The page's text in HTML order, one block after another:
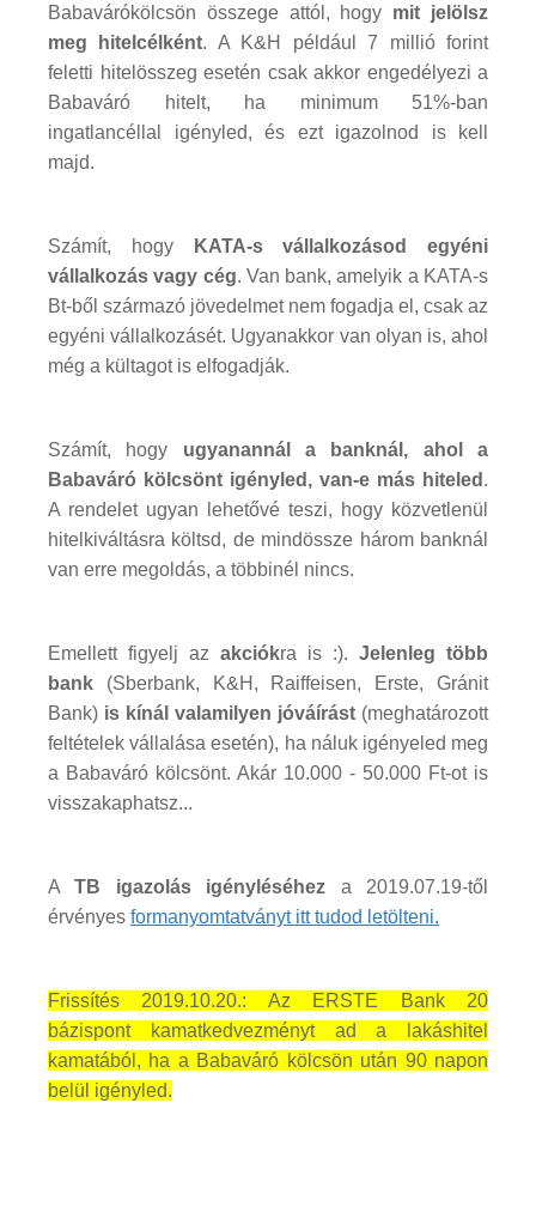
Babavárókölcsön összege attól, hogy mit jelölsz
meg hitelcélként. A K&H például 7 millió forint
feletti hitelösszeg esetén csak akkor engedélyezi a
Babaváró hitelt, ha minimum 51%-ban
ingatlancéllal igényled, és ezt igazolnod is kell
majd.
Számít, hogy
KATA-s vállalkozásod egyéni
vállalkozás vagy cég. Van bank, amelyik a KATA-s
Bt-ből származó jövedelmet nem fogadja el, csak az
egyéni vállalkozásét. Ugyanakkor van olyan is, ahol
még a kültagot is elfogadják.
Számít, hogy ugyanannál a banknál, ahol a
Babaváró kölcsönt igényled, van-e más hiteled .
A rendelet ugyan lehetővé teszi, hogy közvetlenül
hitelkiváltásra költsd, de mindössze három banknál
van erre megoldás, a többinél nincs.
Emellett figyelj az akciókra is :). Jelenleg több
bank (Sberbank, K&H, Raiffeisen, Erste, Gránit
Bank) is kínál valamilyen jóváírást (meghatározott
feltételek vállalása esetén), ha náluk igényeled meg
a Babaváró kölcsönt. Akár 10.000 - 50.000 Ft-ot is
visszakaphatsz...
ATB igazolás igényléséhez a 2019.07.19-től
érvényes formanyomtatványt itt tudod letölteni.
Frissítés 2019.10.20.: Az ERSTE Bank 20
bázispont kamatkedvezményt ad a lakáshitel
kamatából, ha a Babaváró kölcsön után 90 napon
belül igényled.